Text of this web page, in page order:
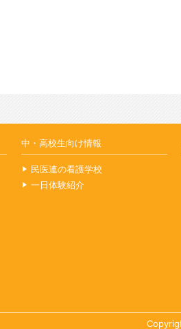
中・高校生向け情報
民医連の看護学校
一日体験紹介